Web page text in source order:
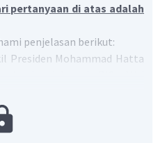
pertanyaan di atas adalah
penjelasan berikut:
Presiden Mohammad Hatta
Belanda. Upacara
secara bersamaan